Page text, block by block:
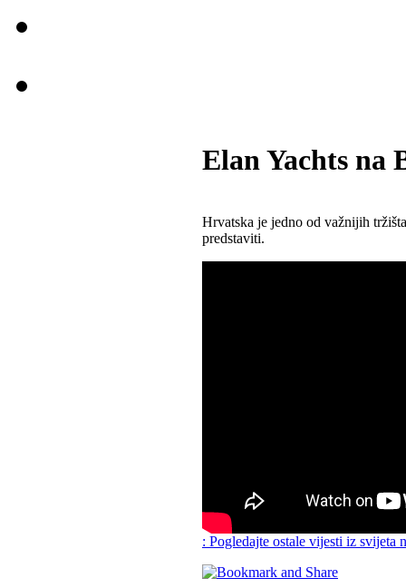
Elan Yachts na
Hrvatska je jedno od važnijih
predstaviti.
: Pogledajte ostale vijesti iz svijeta